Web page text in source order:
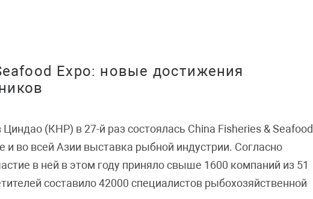
Expo: новые достижения
(КНР) в 27-й раз состоялась China Fisheries & Seafood
и во всей Азии выставка рыбной индустрии. Согласно
в ней в этом году приняло свыше 1600 компаний из 51
составило 42000 специалистов рыбохозяйственной